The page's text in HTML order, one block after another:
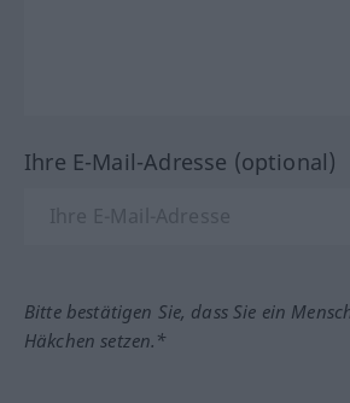
Ihre E-Mail-Adresse (optional)
Bitte bestätigen Sie, dass Sie ein
Häkchen setzen.*